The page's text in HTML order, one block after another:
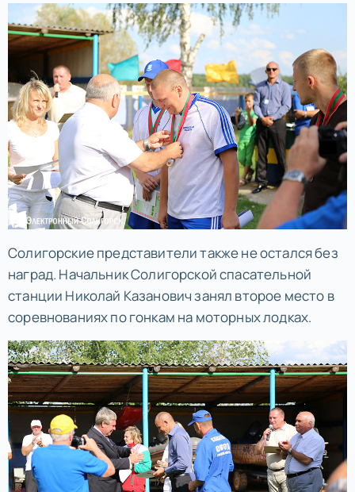
Солигорские представители также не остался без
наград. Начальник Солигорской спасательной
станции Николай Казанович занял второе место в
соревнованиях по гонкам на моторных лодках.